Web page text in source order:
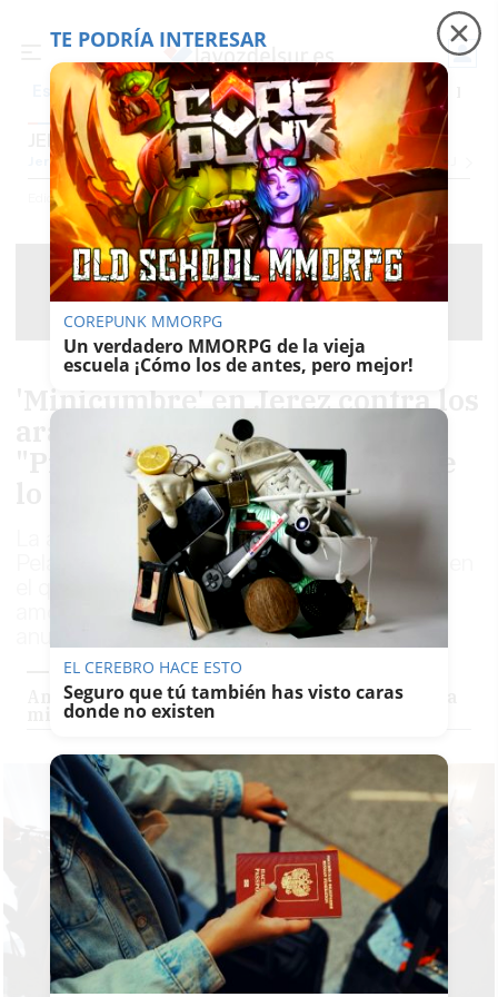
Es noticia Precio luz Ceuta Carreras de caballos
JEREZ
JerezProvincia CádizCádizSevillaMálagaHuelvaGranadaCórdoba
Ediciones Jerez
'Minicumbre' en Jerez contra los
aranceles de Trump:
"Promoveremos el consumo de
lo nuestro entre los nuestros"
La alcaldesa jerezana, María José García-
Pelayo, hace de anfitriona en un encuentro en
el que se sientan las bases de medidas que
amortigüen el impacto de los aranceles
anunciados por EEUU
Andalucía lanza un plan de 2.875 millones para
mitigar el impacto de los aranceles de EE UU
TE PODRÍA INTERESAR
COREPUNK MMORPG
Un verdadero MMORPG de la vieja
escuela ¡Cómo los de antes, pero mejor!
EL CEREBRO HACE ESTO
Seguro que tú también has visto caras
donde no existen